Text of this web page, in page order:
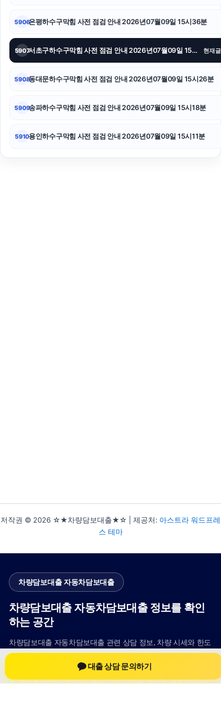
5906은평하수구막힘 사전 점검 안내 2026년07월09일 15시36분
5907 서초구하수구막힘 사전 점검 안내 2026년07월09일 15시31분 현재글
5908동대문하수구막힘 사전 점검 안내 2026년07월09일 15시26분
5909송파하수구막힘 사전 점검 안내 2026년07월09일 15시18분
5910용인하수구막힘 사전 점검 안내 2026년07월09일 15시11분
저작권 © 2026 ☆★차량담보대출★☆ | 제공처: 아스트라 워드프레
스 테마
차량담보대출 자동차담보대출
차량담보대출 자동차담보대출 정보를 확인
하는 공간
차량담보대출 자동차담보대출 관련 상담 정보, 차량 시세와 한도
확인 기준, 대출 선택 시 참고할 수 있는 내용을 jiesuoji.org 안에
서 확인할 수 있도록 구성했습니다. 본 사이트의 내용은 일반 정
보 제공을 위한 자료이며, 실제 가능 여부와 조건은 금융사 심사
대출 상담 문의하기